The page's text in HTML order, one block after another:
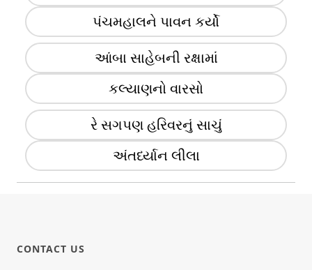
પંચમહાલને પાવન કર્યો
આંબા સાહેબની રક્ષામાં
કલ્યાણનો વારસો
રે સગપણ હરિવરનું સાચું
અંતર્ધ્યાન લીલા
CONTACT US